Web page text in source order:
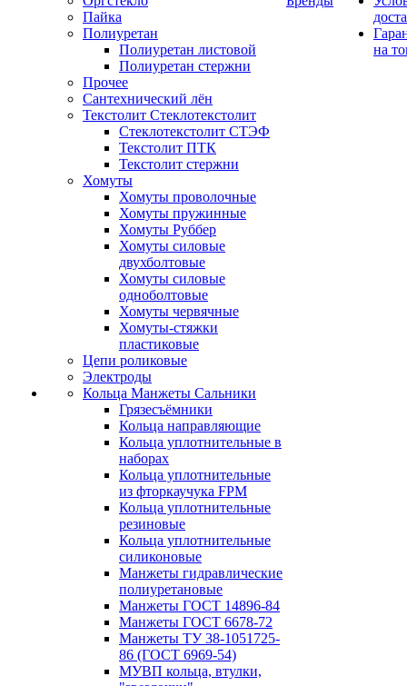
Пайка
Полиуретан
Полиуретан листовой
Полиуретан стержни
Прочее
Сантехнический лён
Текстолит Стеклотекстолит
Стеклотекстолит СТЭФ
Текстолит ПТК
Текстолит стержни
Хомуты
Хомуты проволочные
Хомуты пружинные
Хомуты Руббер
Хомуты силовые
двухболтовые
Хомуты силовые
одноболтовые
Хомуты червячные
Хомуты-стяжки
пластиковые
Цепи роликовые
Электроды
Кольца Манжеты Сальники
Грязесъёмники
Кольца направляющие
Кольца уплотнительные в
наборах
Кольца уплотнительные
из фторкаучука FPM
Кольца уплотнительные
резиновые
Кольца уплотнительные
силиконовые
Манжеты гидравлические
полиуретановые
Манжеты ГОСТ 14896-84
Манжеты ГОСТ 6678-72
Манжеты ТУ 38-1051725-
86 (ГОСТ 6969-54)
МУВП кольца, втулки,
на